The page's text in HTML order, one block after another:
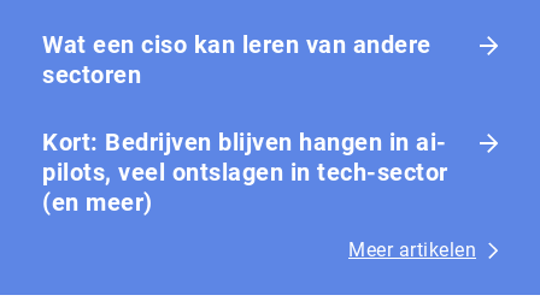
Wat een ciso kan leren van andere
sectoren
Kort: Bedrijven blijven hangen in ai-
pilots, veel ontslagen in tech-sector
(en meer)
Meer artikelen